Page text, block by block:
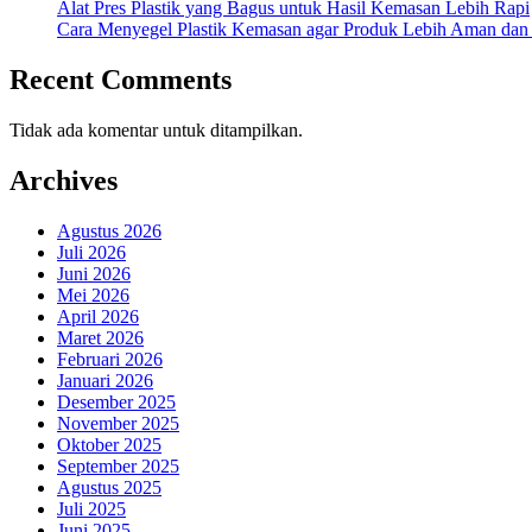
Alat Pres Plastik yang Bagus untuk Hasil Kemasan Lebih Rapi
Cara Menyegel Plastik Kemasan agar Produk Lebih Aman
Recent Comments
Tidak ada komentar untuk ditampilkan.
Archives
Agustus 2026
Juli 2026
Juni 2026
Mei 2026
April 2026
Maret 2026
Februari 2026
Januari 2026
Desember 2025
November 2025
Oktober 2025
September 2025
Agustus 2025
Juli 2025